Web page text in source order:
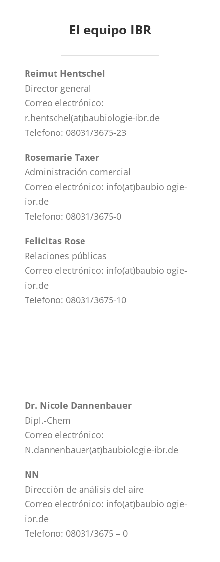
El equipo IBR
Reimut Hentschel
Director general
Correo electrónico:
r.hentschel(at)baubiologie-ibr.de
Telefono: 08031/3675-23
Rosemarie Taxer
Administración comercial
Correo electrónico: info(at)baubiologie-
ibr.de
Telefono: 08031/3675-0
Felicitas Rose
Relaciones públicas
Correo electrónico: info(at)baubiologie-
ibr.de
Telefono: 08031/3675-10
Dr. Nicole Dannenbauer
Dipl.-Chem
Correo electrónico:
N.dannenbauer(at)baubiologie-ibr.de
NN
Dirección de análisis del aire
Correo electrónico: info(at)baubiologie-
ibr.de
Telefono: 08031/3675 – 0